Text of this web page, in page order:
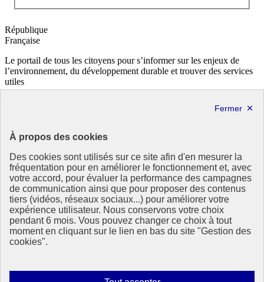
À propos des cookies
Des cookies sont utilisés sur ce site afin d'en mesurer la
fréquentation pour en améliorer le fonctionnement et, avec
votre accord, pour évaluer la performance des campagnes
de communication ainsi que pour proposer des contenus
tiers (vidéos, réseaux sociaux...) pour améliorer votre
expérience utilisateur. Nous conservons votre choix
pendant 6 mois. Vous pouvez changer ce choix à tout
moment en cliquant sur le lien en bas du site "Gestion des
cookies".
République
Française
Le portail de tous les citoyens pour s’informer sur les enjeux de
l’environnement, du développement durable et trouver des services
utiles
data.gouv.fr- ouvre une nouvelle fenêtre
Partenaire
Partenaire principal :
Eionet Portal
Accessibilité : totalement conforme